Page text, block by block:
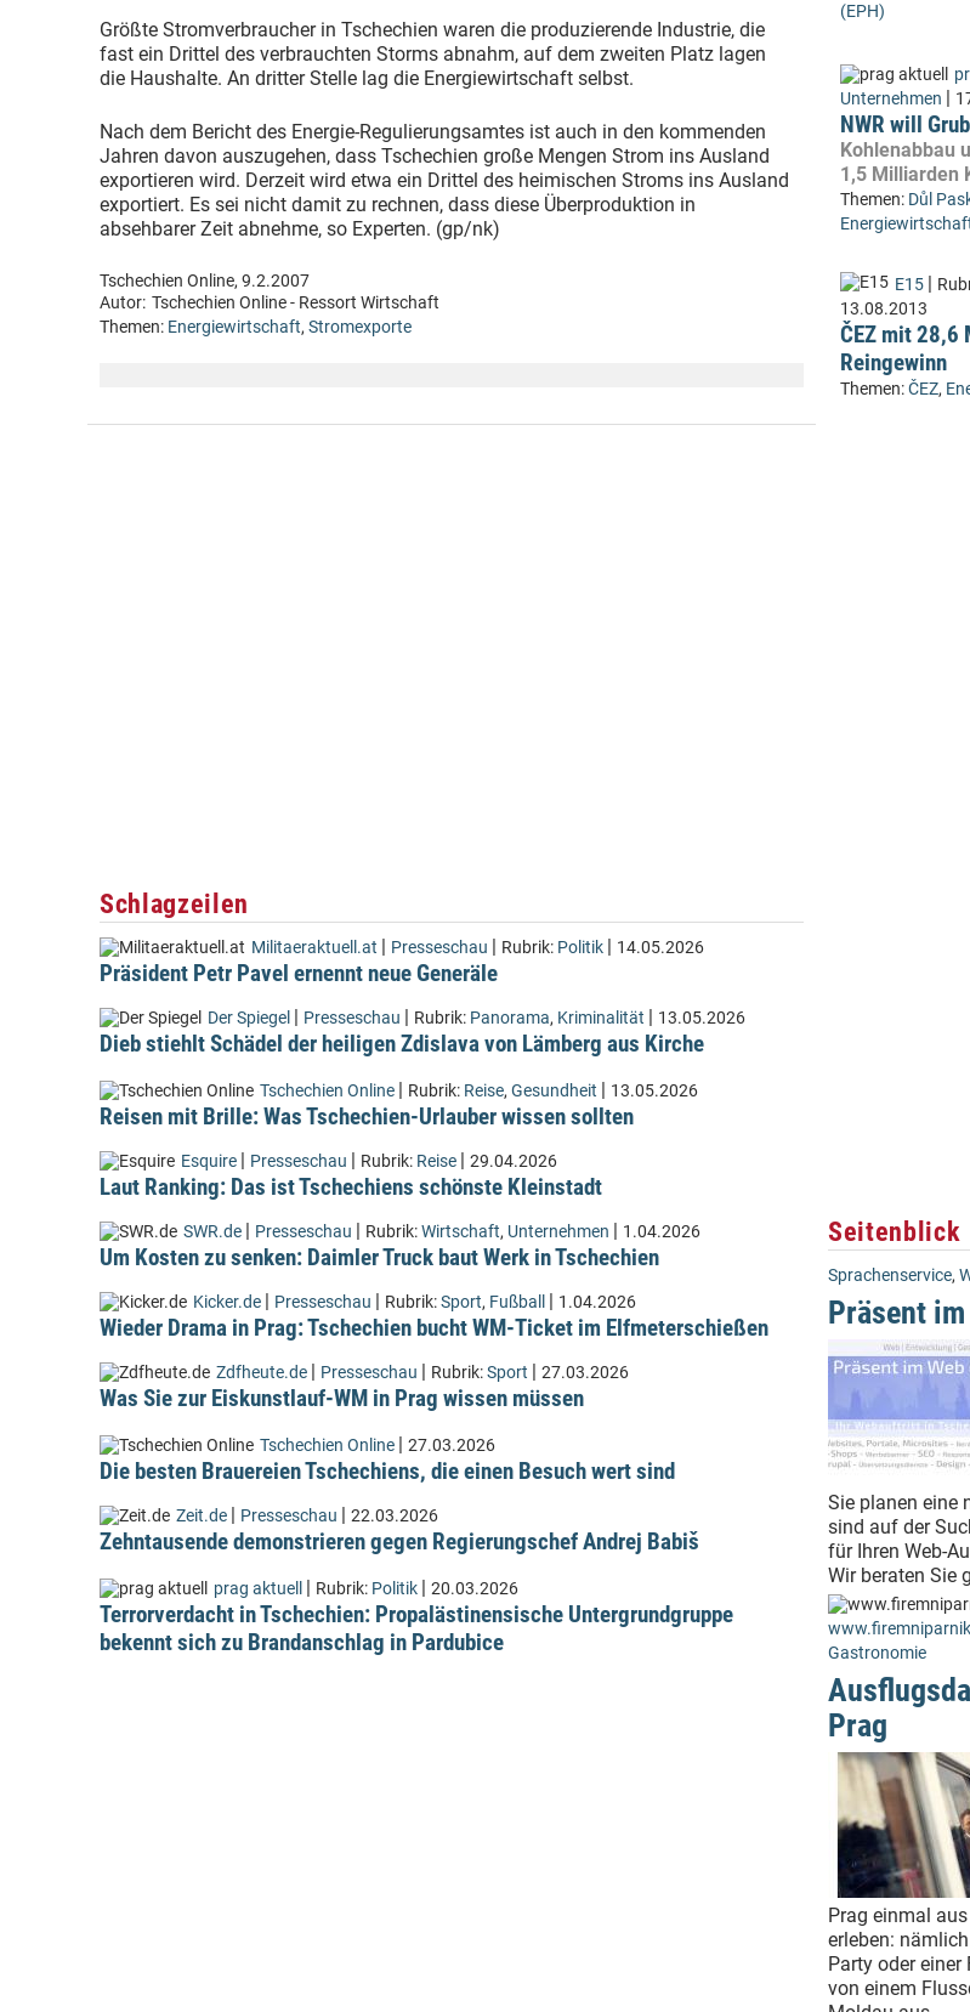
Größte Stromverbraucher in Tschechien waren die produzierende Industrie, die
fast ein Drittel des verbrauchten Storms abnahm, auf dem zweiten Platz lagen
die Haushalte. An dritter Stelle lag die Energiewirtschaft selbst.
Nach dem Bericht des Energie-Regulierungsamtes ist auch in den kommenden
Jahren davon auszugehen, dass Tschechien große Mengen Strom ins Ausland
exportieren wird. Derzeit wird etwa ein Drittel des heimischen Stroms ins Ausland
exportiert. Es sei nicht damit zu rechnen, dass diese Überproduktion in
absehbarer Zeit abnehme, so Experten. (gp/nk)
Tschechien Online, 9.2.2007
Autor: Tschechien Online - Ressort Wirtschaft
Themen: Energiewirtschaft, Stromexporte
Schlagzeilen
Militaeraktuell.at | Presseschau | Rubrik: Politik | 14.05.2026
Präsident Petr Pavel ernennt neue Generäle
Der Spiegel | Presseschau | Rubrik: Panorama, Kriminalität | 13.05.2026
Dieb stiehlt Schädel der heiligen Zdislava von Lämberg aus Kirche
Tschechien Online | Rubrik: Reise, Gesundheit | 13.05.2026
Reisen mit Brille: Was Tschechien-Urlauber wissen sollten
Esquire | Presseschau | Rubrik: Reise | 29.04.2026
Laut Ranking: Das ist Tschechiens schönste Kleinstadt
SWR.de | Presseschau | Rubrik:Wirtschaft, Unternehmen | 1.04.2026
Um Kosten zu senken: Daimler Truck baut Werk in Tschechien
Kicker.de | Presseschau | Rubrik:Sport, Fußball | 1.04.2026
Wieder Drama in Prag: Tschechien bucht WM-Ticket im Elfmeterschießen
Zdfheute.de | Presseschau | Rubrik:Sport | 27.03.2026
Was Sie zur Eiskunstlauf-WM in Prag wissen müssen
Tschechien Online | 27.03.2026
Die besten Brauereien Tschechiens, die einen Besuch wert sind
Zeit.de | Presseschau | 22.03.2026
Zehntausende demonstrieren gegen Regierungschef Andrej Babiš
prag aktuell | Rubrik: Politik | 20.03.2026
Terrorverdacht in Tschechien: Propalästinensische Untergrundgruppe
bekennt sich zu Brandanschlag in Pardubice
(EPH)
Unternehmen |
NWR will
Kohlenabbau
1,5 Milliarden
Themen: Důl
E15 |
13.08.2013
ČEZ mit 28,6
Reingewinn
Themen:ČEZ,
Seitenblick
Sprachenservice,
Präsent im
Sie planen eine
sind auf der
für Ihren Web-
Wir beraten Sie
Gastronomie
Prag
Prag einmal
erleben:
Party oder
von einem